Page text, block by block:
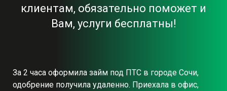
клиентам, обязательно поможет и
Вам, услуги бесплатны!
За 2 часа оформила займ под ПТС в городе Сочи,
одобрение получила удаленно. Приехала в офис,